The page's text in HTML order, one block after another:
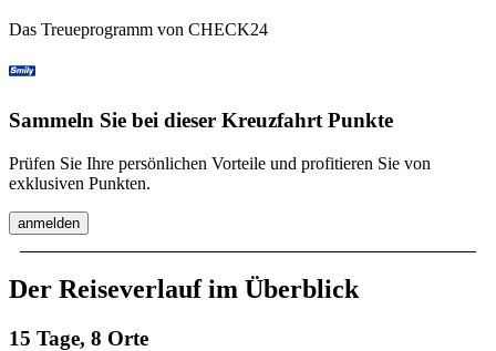
Das Treueprogramm von CHECK24
Sammeln Sie bei dieser Kreuzfahrt Punkte
Prüfen Sie Ihre persönlichen Vorteile und profitieren Sie von
exklusiven Punkten.
anmelden
Der Reiseverlauf im Überblick
15 Tage, 8 Orte